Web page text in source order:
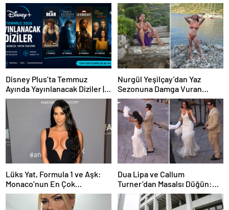
Disney Plus’ta Temmuz
Ayında Yayınlanacak Diziler |
2026 Güncel Yayın Takvimi
Nurgül Yeşilçay’dan Yaz
Sezonuna Damga Vuran
Paylaşım
Lüks Yat, Formula 1 ve Aşk:
Monaco’nun En Çok
Konuşulan Çifti
Dua Lipa ve Callum
Turner’dan Masalsı Düğün:
Maliyeti Dudak Uçuklattı